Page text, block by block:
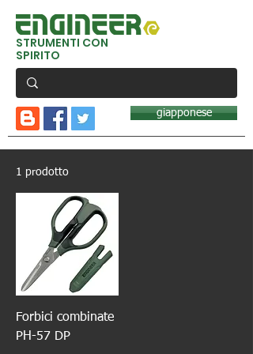
STRUMENTI CON
SPIRITO
giapponese
1 prodotto
Forbici combinate
PH-57 DP